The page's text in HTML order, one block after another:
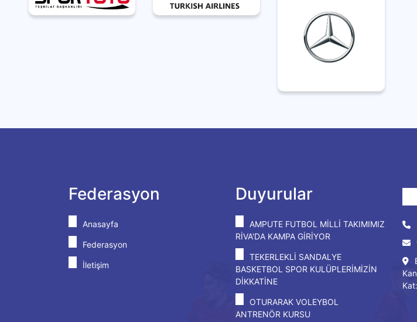
Federasyon
Anasayfa
Federasyon
İletişim
Duyurular
AMPUTE FUTBOL MİLLİ TAKIMIMIZ
RİVA'DA KAMPA GİRİYOR
TEKERLEKLİ SANDALYE
BASKETBOL SPOR KULÜPLERİMİZİN
DİKKATİNE
OTURARAK VOLEYBOL
ANTRENÖR KURSU